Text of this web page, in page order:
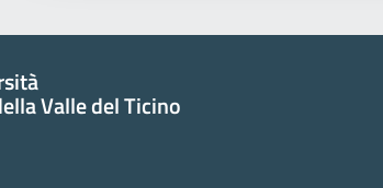
Valle del Ticino